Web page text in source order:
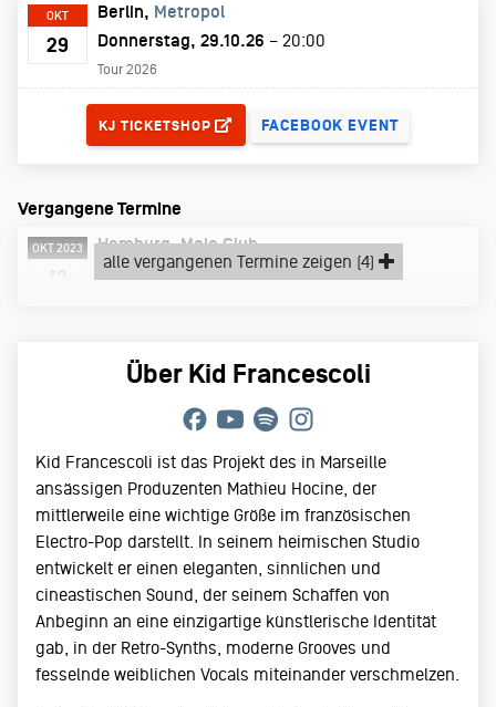
OKT
29
Berlin
Metropol
Donnerstag, 29.10.26 – 20:00
Tour 2026
KJ TICKETSHOP FACEBOOK EVENT
Vergangene Termine
OKT 2023 Hamburg Mojo Club
Donnerstag, 12.10.23
alle vergangenen Termine zeigen (4)
Über Kid Francescoli
Kid Francescoli ist das Projekt des in Marseille
ansässigen Produzenten Mathieu Hocine, der
mittlerweile eine wichtige Größe im französischen
Electro-Pop darstellt. In seinem heimischen Studio
entwickelt er einen eleganten, sinnlichen und
cineastischen Sound, der seinem Schaffen von
Anbeginn an eine einzigartige künstlerische Identität
gab, in der Retro-Synths, moderne Grooves und
fesselnde weiblichen Vocals miteinander verschmelzen.